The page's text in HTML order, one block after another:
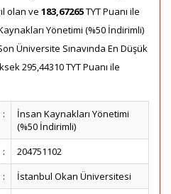
olan ve 183,67265TYT Puanı ile
Yönetimi (%50 İndirimli)
Üniversite Sınavında En Düşük
295,44310 TYT Puanı ile
:
İnsan Kaynakları Yönetimi
(%50 İndirimli)
:
204751102
:
İstanbul Okan Üniversitesi